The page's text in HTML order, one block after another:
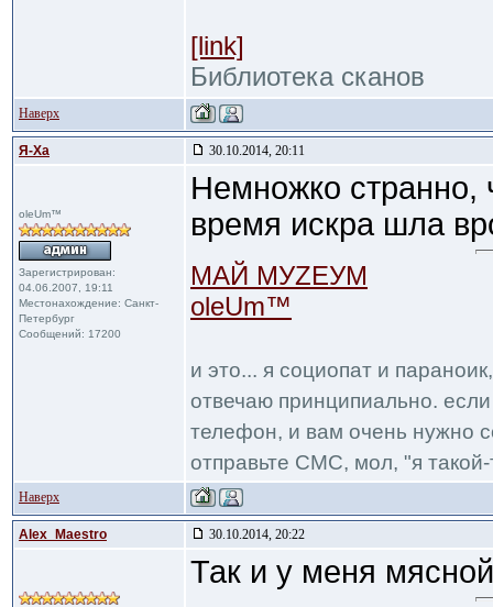
[link]
Библиотека сканов
Наверх
Я-Ха 30.10.2014, 20:11
oleUm™
Зарегистрирован:
04.06.2007, 19:11
Местонахождение: Санкт-
Петербург
Сообщений: 17200
Немножко странно,
время искра шла
МАЙ МУZЕУМ
oleUm™
и это... я социопат и
отвечаю принципиально.
телефон, и вам очень нужно
отправьте СМС, мол, "я такой-
Наверх
Alex_Maestro 30.10.2014, 20:22
Так и у меня